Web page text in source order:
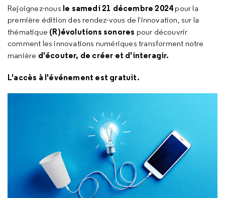
Rejoignez-nous le samedi 21 décembre 2024 pour la
première édition des rendez-vous de l'innovation, sur la
thématique (R)évolutions sonores pour découvrir
comment les innovations numériques transforment notre
manière d'écouter, de créer et d'interagir.
L'accès à l'événement est gratuit.